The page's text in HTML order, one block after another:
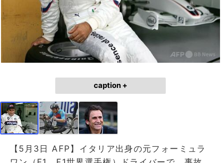
caption +
【5月3日 AFP】イタリア出身の元フォーミュラ